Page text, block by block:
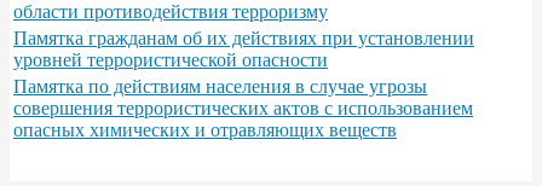
области противодействия терроризму
Памятка гражданам об их действиях при установлении
уровней террористической опасности
Памятка по действиям населения в случае угрозы
совершения террористических актов с использованием
опасных химических и отравляющих веществ